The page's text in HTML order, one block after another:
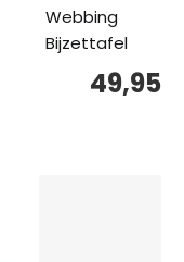
Webbing
Bijzettafel
49,95